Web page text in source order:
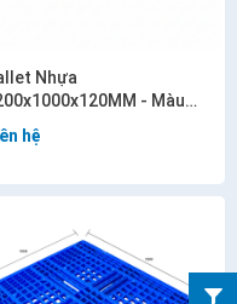
Nhựa
- Màu
hệ